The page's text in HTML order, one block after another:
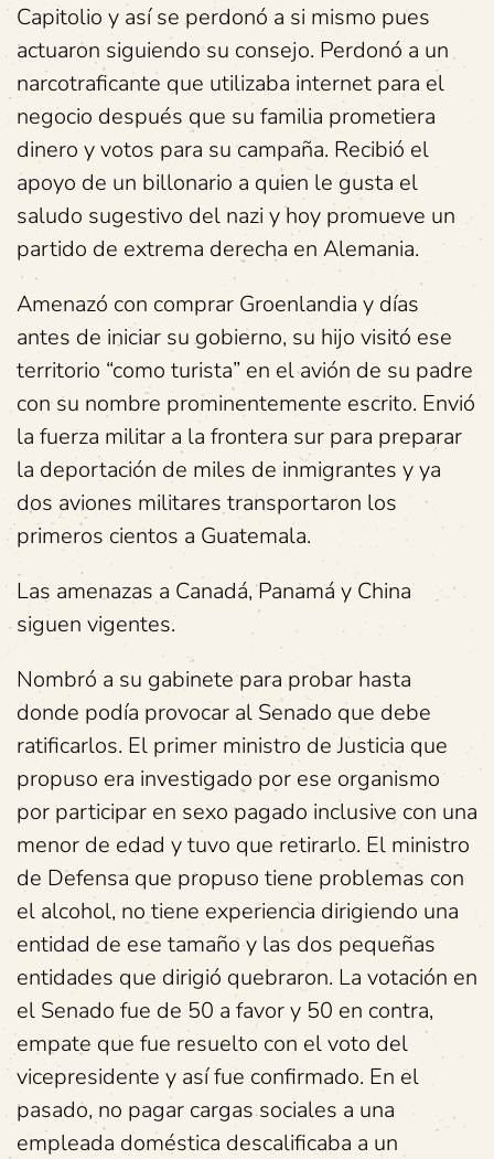
Capitolio y así se perdonó a si mismo pues
actuaron siguiendo su consejo. Perdonó a un
narcotraficante que utilizaba internet para el
negocio después que su familia prometiera
dinero y votos para su campaña. Recibió el
apoyo de un billonario a quien le gusta el
saludo sugestivo del nazi y hoy promueve un
partido de extrema derecha en Alemania.
Amenazó con comprar Groenlandia y días
antes de iniciar su gobierno, su hijo visitó ese
territorio “como turista” en el avión de su padre
con su nombre prominentemente escrito. Envió
la fuerza militar a la frontera sur para preparar
la deportación de miles de inmigrantes y ya
dos aviones militares transportaron los
primeros cientos a Guatemala.
Las amenazas a Canadá, Panamá y China
siguen vigentes.
Nombró a su gabinete para probar hasta
donde podía provocar al Senado que debe
ratificarlos. El primer ministro de Justicia que
propuso era investigado por ese organismo
por participar en sexo pagado inclusive con una
menor de edad y tuvo que retirarlo. El ministro
de Defensa que propuso tiene problemas con
el alcohol, no tiene experiencia dirigiendo una
entidad de ese tamaño y las dos pequeñas
entidades que dirigió quebraron. La votación en
el Senado fue de 50 a favor y 50 en contra,
empate que fue resuelto con el voto del
vicepresidente y así fue confirmado. En el
pasado, no pagar cargas sociales a una
empleada doméstica descalificaba a un